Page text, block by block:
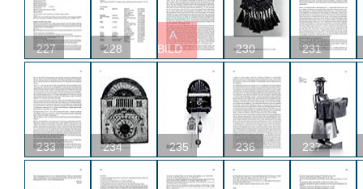
227 228
A
BILD
230 231
233 234 235 236 237